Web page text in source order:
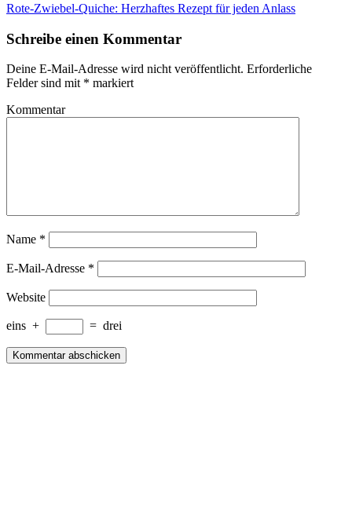
Rote-Zwiebel-Quiche: Herzhaftes Rezept für jeden Anlass
Schreibe einen Kommentar
Deine E-Mail-Adresse wird nicht veröffentlicht. Erforderliche
Felder sind mit * markiert
Kommentar
Name *
E-Mail-Adresse *
Website
eins + = drei